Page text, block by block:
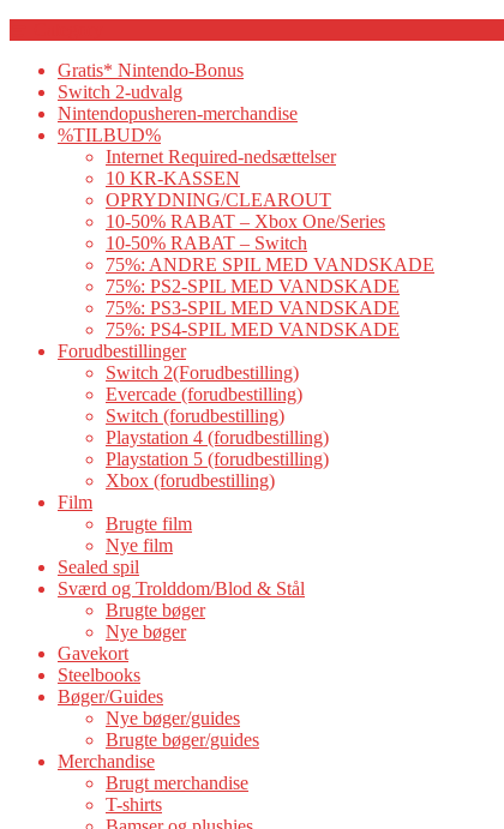
Gratis* Nintendo-Bonus
Switch 2-udvalg
Nintendopusheren-merchandise
%TILBUD%
Internet Required-nedsættelser
10 KR-KASSEN
OPRYDNING/CLEAROUT
10-50% RABAT – Xbox One/Series
10-50% RABAT – Switch
75%: ANDRE SPIL MED VANDSKADE
75%: PS2-SPIL MED VANDSKADE
75%: PS3-SPIL MED VANDSKADE
75%: PS4-SPIL MED VANDSKADE
Forudbestillinger
Switch 2(Forudbestilling)
Evercade (forudbestilling)
Switch (forudbestilling)
Playstation 4 (forudbestilling)
Playstation 5 (forudbestilling)
Xbox (forudbestilling)
Film
Brugte film
Nye film
Sealed spil
Sværd og Trolddom/Blod & Stål
Brugte bøger
Nye bøger
Gavekort
Steelbooks
Bøger/Guides
Nye bøger/guides
Brugte bøger/guides
Merchandise
Brugt merchandise
T-shirts